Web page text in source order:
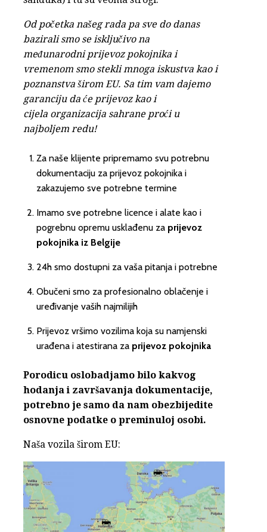
Od početka našeg rada pa sve do danas
bazirali smo se isključivo na
međunarodni prijevoz pokojnika i
vremenom smo stekli mnoga iskustva kao i
poznanstva širom EU. Sa tim vam dajemo
garanciju da će prijevoz kao i
cijela organizacija sahrane proći u
najboljem redu!
Za naše klijente pripremamo svu potrebnu
dokumentaciju za prijevoz pokojnika i
zakazujemo sve potrebne termine
Imamo sve potrebne licence i alate kao i
pogrebnu opremu usklađenu za prijevoz
pokojnika iz Belgije
24h smo dostupni za vaša pitanja i potrebne
Obučeni smo za profesionalno oblačenje i
uređivanje vaših najmilijih
Prijevoz vršimo vozilima koja su namjenski
urađena i atestirana za prijevoz pokojnika
Porodicu oslobadjamo bilo kakvog
hodanja i završavanja dokumentacije,
potrebno je samo da nam obezbijedite
osnovne podatke o preminuloj osobi.
Naša vozila širom EU: